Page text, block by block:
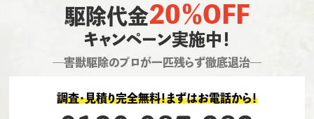
駆除代金20％OFF
キャンペーン実施中！
―害獣駆除のプロが一匹残らず徹底退治―
調査・見積り完全無料！まずはお電話から！